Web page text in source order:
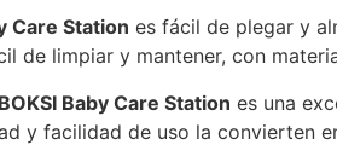
Care Station es fácil de plegar y
de limpiar y mantener, con
BOKSI Baby Care Station es una
y facilidad de uso la convierten